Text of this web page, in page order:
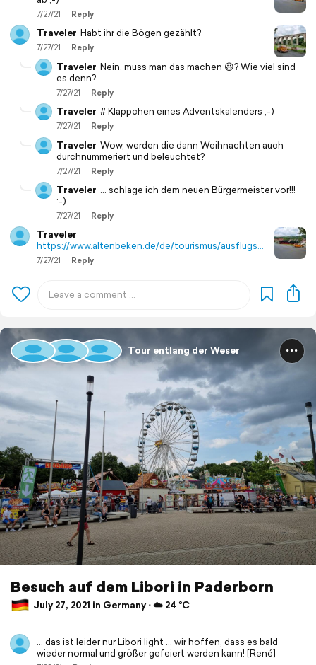
7/27/21 Reply
Traveler Habt ihr die Bögen gezählt?
7/27/21 Reply
Traveler Nein, muss man das machen 😃? Wie viel sind
es denn?
7/27/21 Reply
Traveler # Kläppchen eines Adventskalenders ;-)
7/27/21 Reply
Traveler Wow, werden die dann Weihnachten auch
durchnummeriert und beleuchtet?
7/27/21 Reply
Traveler ... schlage ich dem neuen Bürgermeister vor!!!
:-)
7/27/21 Reply
Traveler
https://www.altenbeken.de/de/tourismus/ausflugs…
7/27/21 Reply
Tour entlang der Weser
Besuch auf dem Libori in Paderborn
July 27, 2021 in Germany ⋅ ☁️ 24 °C
... das ist leider nur Libori light ... wir hoffen, dass es bald
wieder normal und größer gefeiert werden kann! [René]